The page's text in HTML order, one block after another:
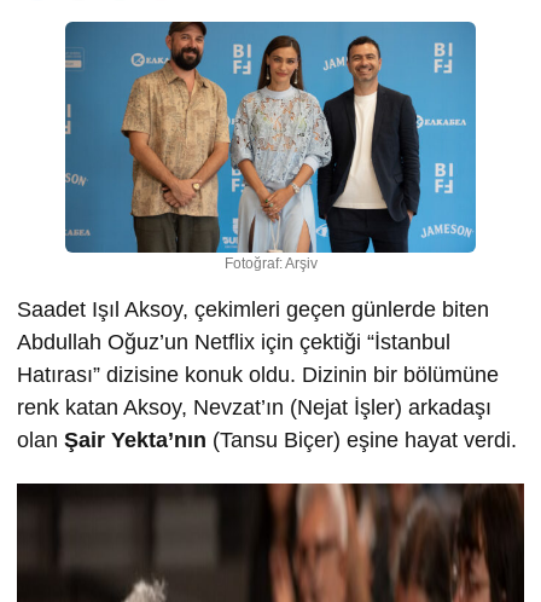
Fotoğraf: Arşiv
Saadet Işıl Aksoy, çekimleri geçen günlerde biten
Abdullah Oğuz’un Netflix için çektiği “İstanbul
Hatırası” dizisine konuk oldu. Dizinin bir bölümüne
renk katan Aksoy, Nevzat’ın (Nejat İşler) arkadaşı
olan Şair Yekta’nın (Tansu Biçer) eşine hayat verdi.